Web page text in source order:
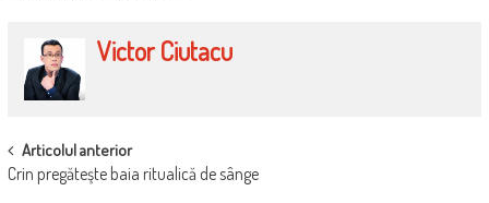
Victor Ciutacu
POST
NAVIGATION
Articolul anterior
Crin pregăteşte baia ritualică de sânge